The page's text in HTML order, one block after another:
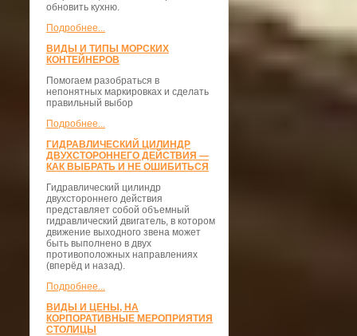
обновить кухню.
Подробнее...
ВИДЫ И ТИПЫ МОРСКИХ
КОНТЕЙНЕРОВ
Помогаем разобраться в
непонятных маркировках и сделать
правильный выбор
Подробнее...
ГИДРАВЛИЧЕСКИЙ ЦИЛИНДР
ДВУХСТОРОННЕГО ДЕЙСТВИЯ —
КАК ВЫБРАТЬ И НЕ ОШИБИТЬСЯ
Гидравлический цилиндр
двухстороннего действия
представляет собой объемный
гидравлический двигатель, в котором
движение выходного звена может
быть выполнено в двух
противоположных направлениях
(вперёд и назад).
Подробнее...
ВИДЫ И ЦЕНЫ, НА
КОРПОРАТИВНЫЕ МЕРОПРИЯТИЯ
СТОЛИЦЫ